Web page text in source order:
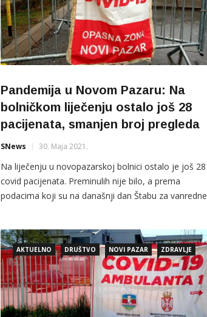
Pandemija u Novom Pazaru: Na
bolničkom liječenju ostalo još 28
pacijenata, smanjen broj pregleda
SNews 30. Maja 2021.
Na liječenju u novopazarskoj bolnici ostalo je još 28
covid pacijenata. Preminulih nije bilo, a prema
podacima koji su na današnji dan Štabu za vanredne
sledeće je bilo tri prijema 3 ( Novi Pazar 3) i pet
otpusta pacijenata sa […]
AKTUELNO DRUŠTVO NOVI PAZAR ZDRAVLJE